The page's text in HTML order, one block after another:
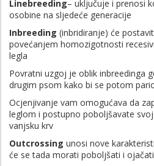
Linebreeding– uključuje i prenosi
osobine na sljedeće generacije
Inbreeding (inbridiranje) će
povećanjem homozigotnosti
legla
Povratni uzgoj je oblik inbreedinga
drugim psom kako bi se potom
Ocjenjivanje vam omogućava da
leglom i postupno poboljšavate
vanjsku krv
Outcrossing unosi nove
će se tada morati poboljšati i ojačati